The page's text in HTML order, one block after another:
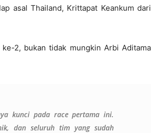
asal Thailand, Krittapat Keankum dari
2, bukan tidak mungkin Arbi Aditama
kunci pada race pertama ini.
dan seluruh tim yang sudah